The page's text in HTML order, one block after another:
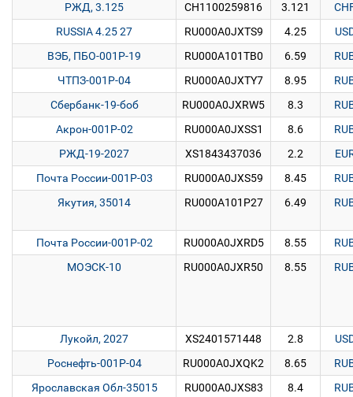
РЖД, 3.125
CH1100259816 3.121
RUSSIA 4.25 27
RU000A0JXTS9 4.25
ВЭБ, ПБО-001Р-19
RU000A101TB0 6.59
ЧТПЗ-001Р-04
RU000A0JXTY7 8.95
Сбербанк-19-боб
RU000A0JXRW5 8.3
Акрон-001Р-02
RU000A0JXSS1 8.6
РЖД-19-2027
XS1843437036 2.2
Почта России-001Р-03
RU000A0JXS59 8.45
Якутия, 35014
RU000A101P27 6.49
Почта России-001Р-02 RU000A0JXRD5 8.55
МОЭСК-10
RU000A0JXR50 8.55
Лукойл, 2027 XS2401571448 2.8
Роснефть-001Р-04
RU000A0JXQK2 8.65
Ярославская Обл-35015
RU000A0JXS83 8.4